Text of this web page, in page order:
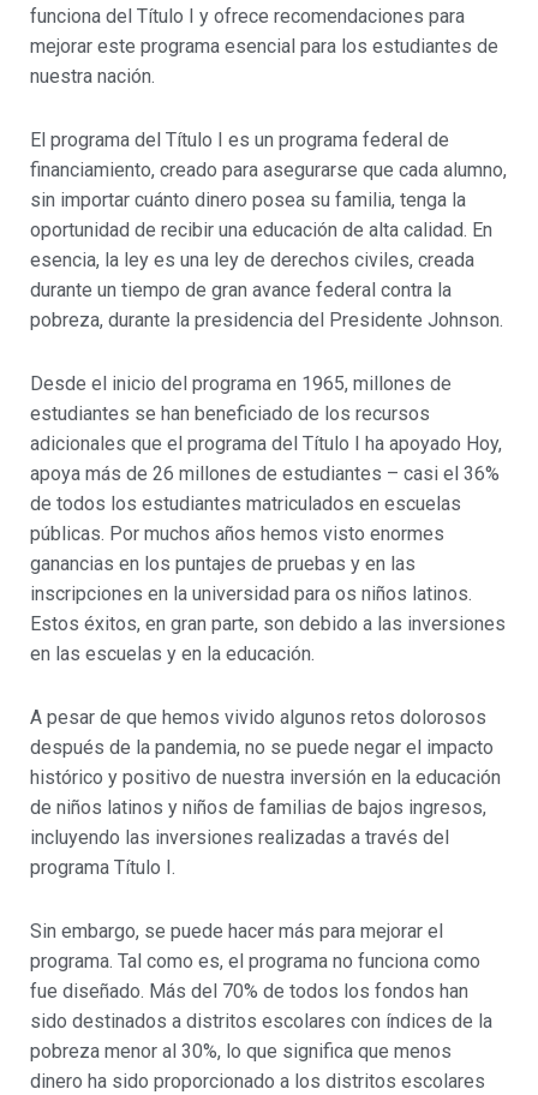
funciona del Título I y ofrece recomendaciones para
mejorar este programa esencial para los estudiantes de
nuestra nación.
El programa del Título I es un programa federal de
financiamiento, creado para asegurarse que cada alumno,
sin importar cuánto dinero posea su familia, tenga la
oportunidad de recibir una educación de alta calidad. En
esencia, la ley es una ley de derechos civiles, creada
durante un tiempo de gran avance federal contra la
pobreza, durante la presidencia del Presidente Johnson.
Desde el inicio del programa en 1965, millones de
estudiantes se han beneficiado de los recursos
adicionales que el programa del Título I ha apoyado Hoy,
apoya más de 26 millones de estudiantes – casi el 36%
de todos los estudiantes matriculados en escuelas
públicas. Por muchos años hemos visto enormes
ganancias en los puntajes de pruebas y en las
inscripciones en la universidad para os niños latinos.
Estos éxitos, en gran parte, son debido a las inversiones
en las escuelas y en la educación.
A pesar de que hemos vivido algunos retos dolorosos
después de la pandemia, no se puede negar el impacto
histórico y positivo de nuestra inversión en la educación
de niños latinos y niños de familias de bajos ingresos,
incluyendo las inversiones realizadas a través del
programa Título I.
Sin embargo, se puede hacer más para mejorar el
programa. Tal como es, el programa no funciona como
fue diseñado. Más del 70% de todos los fondos han
sido destinados a distritos escolares con índices de la
pobreza menor al 30%, lo que significa que menos
dinero ha sido proporcionado a los distritos escolares